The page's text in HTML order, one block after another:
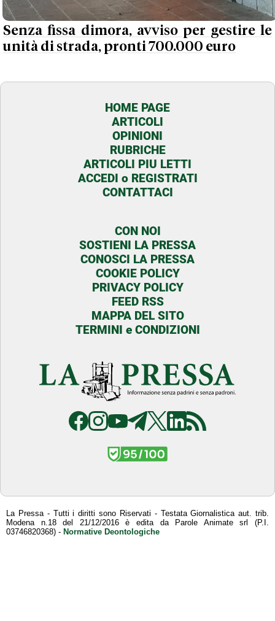
Senza fissa dimora, avviso per gestire le
unità di strada, pronti 700.000 euro
HOME PAGE
ARTICOLI
OPINIONI
RUBRICHE
ARTICOLI PIU LETTI
ACCEDI o REGISTRATI
CONTATTACI
CON NOI
SOSTIENI LA PRESSA
CONOSCI LA PRESSA
COOKIE POLICY
PRIVACY POLICY
FEED RSS
MAPPA DEL SITO
TERMINI e CONDIZIONI
La Pressa - Tutti i diritti sono Riservati - Testata Giornalistica aut. trib.
Modena n.18 del 21/12/2016 è edita da Parole Animate srl (P.I.
03746820368) - Normative Deontologiche